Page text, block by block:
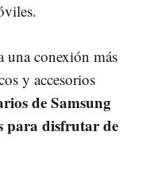
una conexión más
y accesorios
de Samsung
para disfrutar de